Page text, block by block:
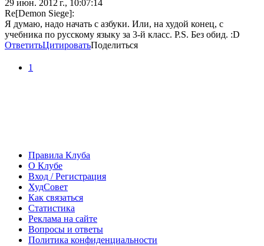
29 июн. 2012 г., 10:07:14
Re[Demon Siege]:
Я думаю, надо начать с азбуки. Или, на худой конец, с
учебника по русскому языку за 3-й класс. P.S. Без обид. :D
ОтветитьЦитироватьПоделиться
1
Правила Клуба
О Клубе
Вход / Регистрация
ХудСовет
Как связаться
Статистика
Реклама на сайте
Вопросы и ответы
Политика конфиденциальности